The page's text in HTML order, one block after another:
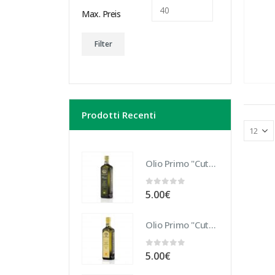
Max. Preis
Filter
Prodotti Recenti
Olio Primo "Cutrera" Biologico 10 cl
0 out of 5
5.00€
Olio Primo "Cutrera" DOP 10 cl
0 out of 5
5.00€